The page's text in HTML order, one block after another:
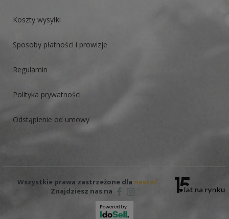
Koszty wysyłki
Sposoby płatności i prowizje
Regulamin
Polityka prywatności
Odstąpienie od umowy
Wszystkie prawa zastrzeżone dla nestof.
Znajdziesz nas na